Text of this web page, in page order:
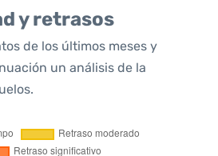
y retrasos
de los últimos meses y
un análisis de la